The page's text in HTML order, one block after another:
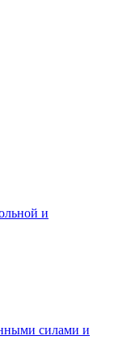
и
силами и